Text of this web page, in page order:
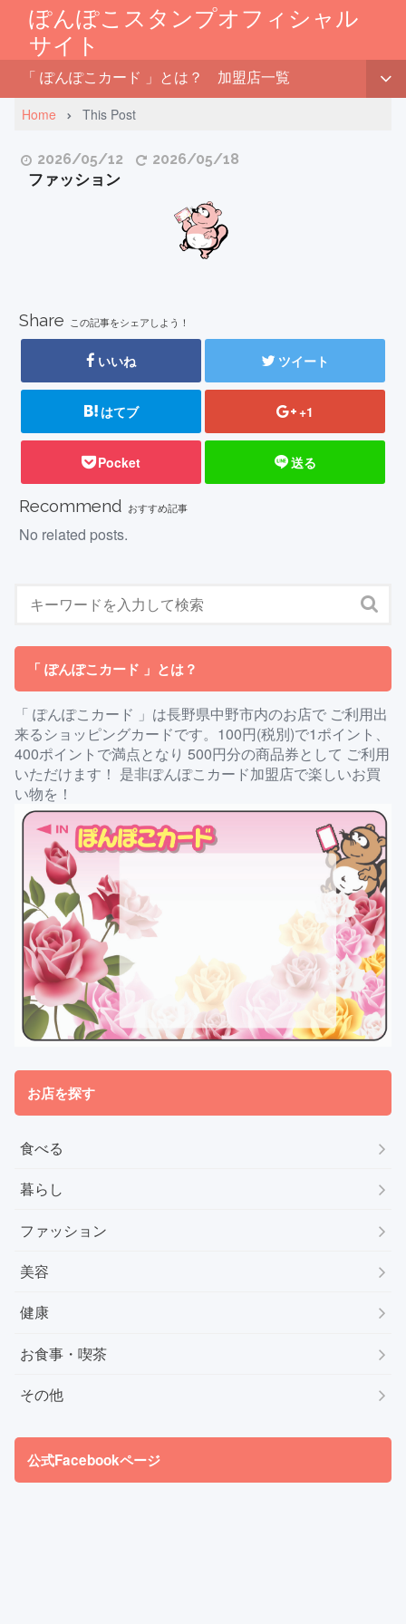
ぽんぽこスタンプオフィシャル
サイト
「 ぽんぽこカード 」とは？ 加盟店一覧
Home This Post
2026/05/12 2026/05/18
ファッション
Share この記事をシェアしよう！
いいね ツイート
はてブ +1
Pocket 送る
Recommend おすすめ記事
No related posts.
「 ぽんぽこカード 」とは？
「 ぽんぽこカード 」は長野県中野市内のお店で ご利用出
来るショッピングカードです。100円(税別)で1ポイント、
400ポイントで満点となり 500円分の商品券として ご利用
いただけます！ 是非ぽんぽこカード加盟店で楽しいお買
い物を！
お店を探す
食べる
暮らし
ファッション
美容
健康
お食事・喫茶
その他
公式Facebookページ